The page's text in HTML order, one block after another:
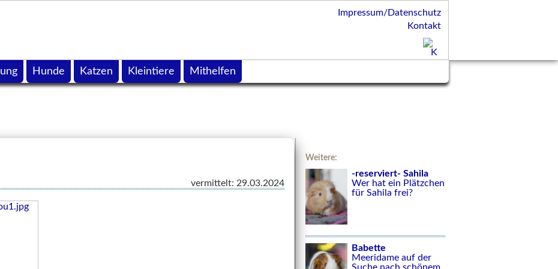
Weitere:
-reserviert- Sahila
Wer hat ein Plätzchen
für Sahila frei?
Babette
Meeridame auf der
vermittelt: 29.03.2024
Impressum/Datenschutz
Kontakt
Hunde Katzen Kleintiere Mithelfen